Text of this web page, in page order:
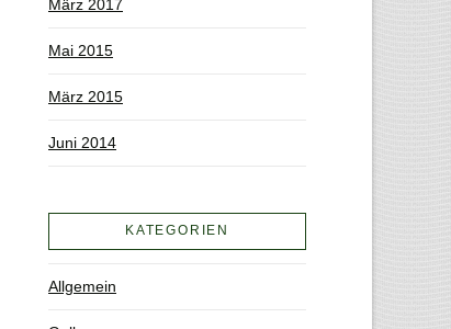
März 2017
Mai 2015
März 2015
Juni 2014
KATEGORIEN
Allgemein